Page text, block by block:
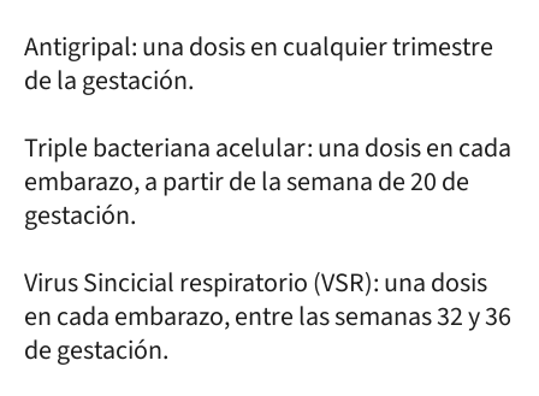
Antigripal: una dosis en cualquier trimestre
de la gestación.
Triple bacteriana acelular: una dosis en cada
embarazo, a partir de la semana de 20 de
gestación.
Virus Sincicial respiratorio (VSR): una dosis
en cada embarazo, entre las semanas 32 y 36
de gestación.